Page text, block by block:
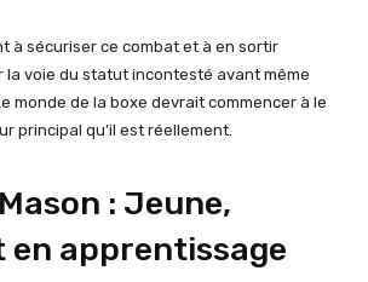
à sécuriser ce combat et à en sortir
la voie du statut incontesté avant même
monde de la boxe devrait commencer à le
principal qu’il est réellement.
: Jeune,
en apprentissage